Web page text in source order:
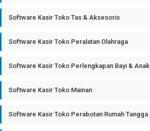
Software Kasir Toko Tas & Aksesoris
Software Kasir Toko Peralatan Olahraga
Software Kasir Toko Perlengkapan Bayi & Anak
Software Kasir Toko Mainan
Software Kasir Toko Perabotan Rumah Tangga